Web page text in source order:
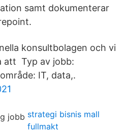
samt dokumenterar
konsultbolagen och vi
att Typ av jobb:
IT, data,.
strategi bisnis mall
fullmakt